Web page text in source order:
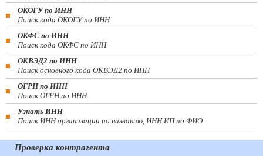
ОКОГУ по ИНН
Поиск кода ОКОГУ по ИНН
ОКФС по ИНН
Поиск кода ОКФС по ИНН
ОКВЭД2 по ИНН
Поиск основного кода ОКВЭД2 по ИНН
ОГРН по ИНН
Поиск ОГРН по ИНН
Узнать ИНН
Поиск ИНН организации по названию, ИНН ИП по ФИО
Проверка контрагента